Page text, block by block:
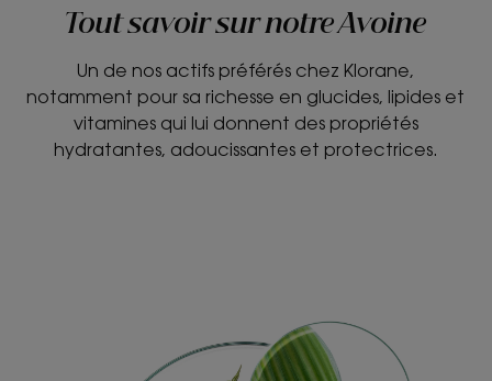
Tout savoir sur notre Avoine
Un de nos actifs préférés chez Klorane,
notamment pour sa richesse en glucides, lipides et
vitamines qui lui donnent des propriétés
hydratantes, adoucissantes et protectrices.